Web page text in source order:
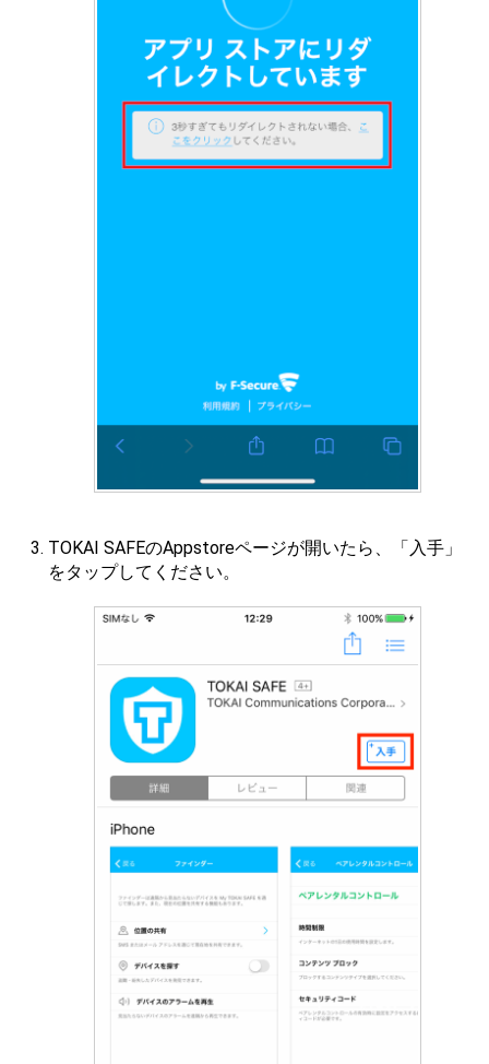
TOKAI SAFEのAppstoreページが開いたら、「入手」
をタップしてください。